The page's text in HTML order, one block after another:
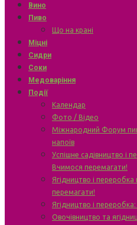
Вино
Пиво
Що на крані
Міцні
Сидри
Соки
Медоваріння
Події
Календар
Фото / Відео
Міжнародний Форум
напоїв
Успішне садівництво і
Вчимося перемагати!
Ягідництво і
перемагати!
Ягідництво і переробка:
Овочівництво та